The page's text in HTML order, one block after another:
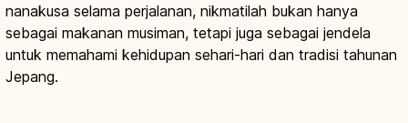
nanakusa selama perjalanan, nikmatilah bukan hanya
sebagai makanan musiman, tetapi juga sebagai jendela
untuk memahami kehidupan sehari-hari dan tradisi tahunan
Jepang.